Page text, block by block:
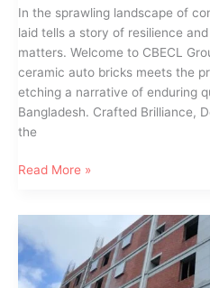
In the sprawling landscape of
laid tells a story of resilience
matters. Welcome to CBECL
ceramic auto bricks meets the
etching a narrative of enduring
Bangladesh. Crafted Brilliance,
the
Your
Premier
Auto
Ceramic
Read More »